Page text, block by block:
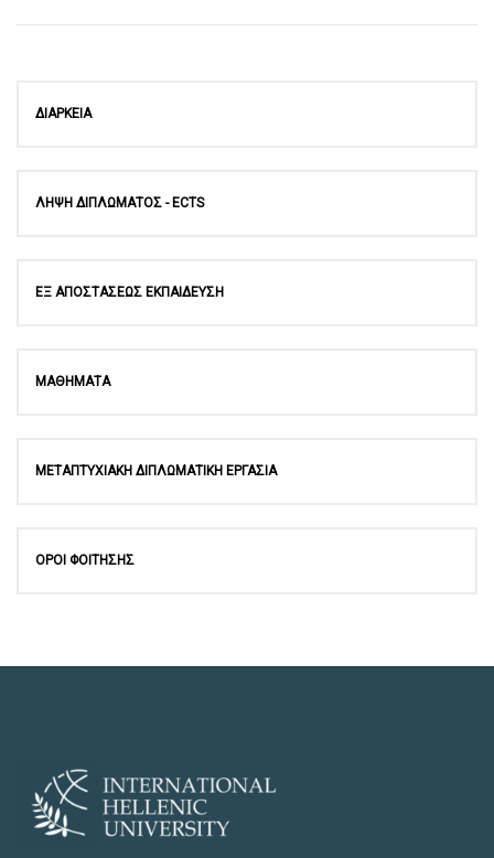
ΔΙΑΡΚΕΙΑ
ΛΗΨΗ ΔΙΠΛΩΜΑΤΟΣ - ECTS
ΕΞ ΑΠΟΣΤΑΣΕΩΣ ΕΚΠΑΙΔΕΥΣΗ
ΜΑΘΗΜΑΤΑ
ΜΕΤΑΠΤΥΧΙΑΚΗ ΔΙΠΛΩΜΑΤΙΚΗ ΕΡΓΑΣΙΑ
ΟΡΟΙ ΦΟΙΤΗΣΗΣ